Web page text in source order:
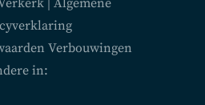
Verbouwingen
in: